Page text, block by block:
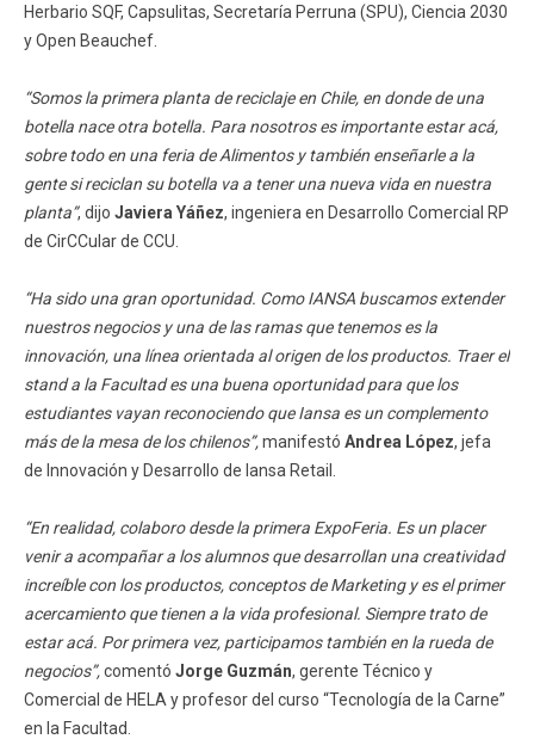
Herbario SQF, Capsulitas, Secretaría Perruna (SPU), Ciencia 2030
y Open Beauchef.
“Somos la primera planta de reciclaje en Chile, en donde de una
botella nace otra botella. Para nosotros es importante estar acá,
sobre todo en una feria de Alimentos y también enseñarle a la
gente si reciclan su botella va a tener una nueva vida en nuestra
planta”, dijo Javiera Yáñez, ingeniera en Desarrollo Comercial RP
de CirCCular de CCU.
“Ha sido una gran oportunidad. Como IANSA buscamos extender
nuestros negocios y una de las ramas que tenemos es la
innovación, una línea orientada al origen de los productos. Traer el
stand a la Facultad es una buena oportunidad para que los
estudiantes vayan reconociendo que Iansa es un complemento
más de la mesa de los chilenos”,manifestó Andrea López, jefa
de Innovación y Desarrollo de Iansa Retail.
“En realidad, colaboro desde la primera ExpoFeria. Es un placer
venir a acompañar a los alumnos que desarrollan una creatividad
increíble con los productos, conceptos de Marketing y es el primer
acercamiento que tienen a la vida profesional. Siempre trato de
estar acá. Por primera vez, participamos también en la rueda de
negocios”,comentó Jorge Guzmán, gerente Técnico y
Comercial de HELA y profesor del curso “Tecnología de la Carne”
en la Facultad.